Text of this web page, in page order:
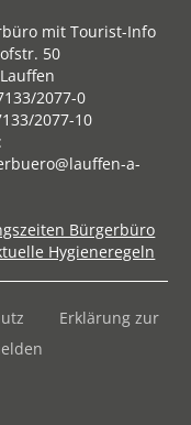
mit Tourist-Info
50
2077-0
2077-10
a-
Bürgerbüro
Hygieneregeln
Erklärung zur